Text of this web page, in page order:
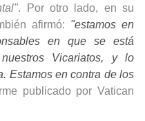
. Por otro lado, en su
afirmó: "estamos en
en que se está
Vicariatos, y lo
Estamos en contra de los
publicado por Vatican